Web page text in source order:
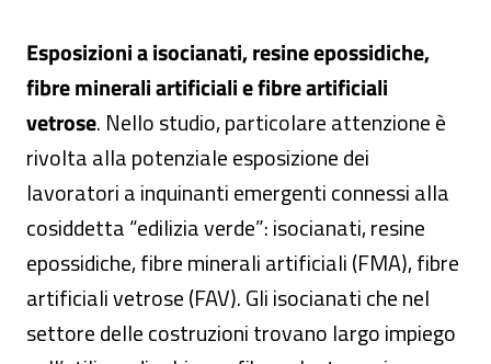
Esposizioni a isocianati, resine epossidiche,
fibre minerali artificiali e fibre artificiali
vetrose. Nello studio, particolare attenzione è
rivolta alla potenziale esposizione dei
lavoratori a inquinanti emergenti connessi alla
cosiddetta “edilizia verde”: isocianati, resine
epossidiche, fibre minerali artificiali (FMA), fibre
artificiali vetrose (FAV). Gli isocianati che nel
settore delle costruzioni trovano largo impiego